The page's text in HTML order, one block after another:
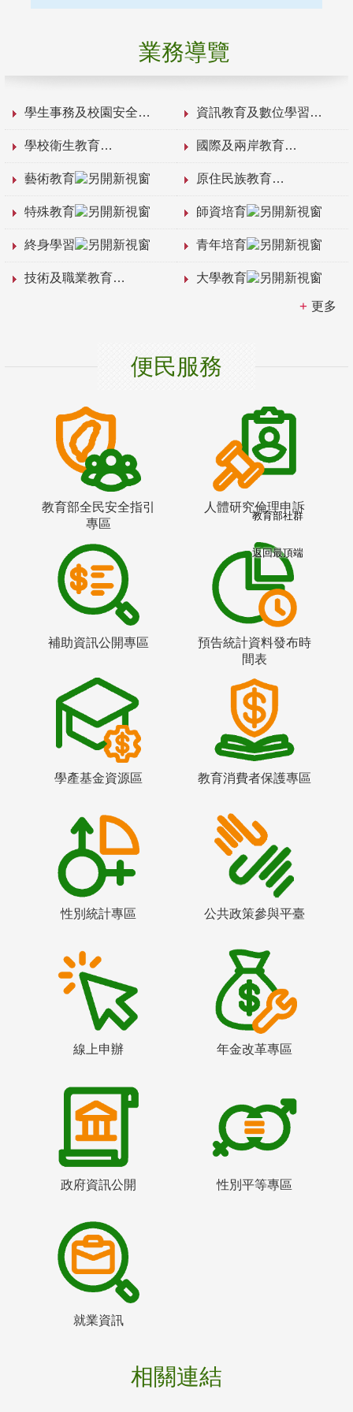
業務導覽
學生事務及校園安全 資訊教育及數位學習
學校衛生教育 國際及兩岸教育
藝術教育 原住民族教育
特殊教育 師資培育
終身學習 青年培育
技術及職業教育 大學教育
更多
便民服務
教育部全民安全指引
專區
人體研究倫理申訴
補助資訊公開專區
預告統計資料發布時
間表
學產基金資源區 教育消費者保護專區
性別統計專區 公共政策參與平臺
線上申辦 年金改革專區
政府資訊公開 性別平等專區
就業資訊
相關連結
教育部社群
返回最頂端